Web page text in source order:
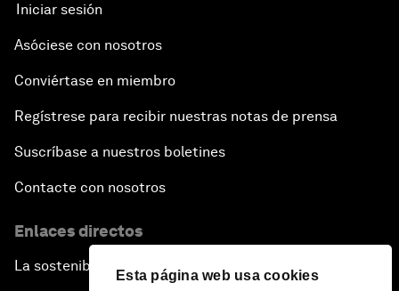
Esta página web usa cookies
Iniciar sesión
Asóciese con nosotros
Conviértase en miembro
Regístrese para recibir nuestras notas de prensa
Suscríbase a nuestros boletines
Contacte con nosotros
Enlaces directos
La sostenibilidad en el Foro